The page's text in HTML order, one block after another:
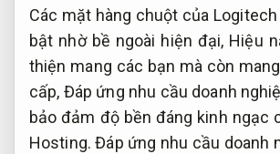
Các mặt hàng chuột của
bật nhờ bề ngoài hiện đại, Hiệu
thiện mang các bạn mà còn
cấp, Đáp ứng nhu cầu doanh
bảo đảm độ bền đáng kinh ngạc
Hosting. Đáp ứng nhu cầu doanh